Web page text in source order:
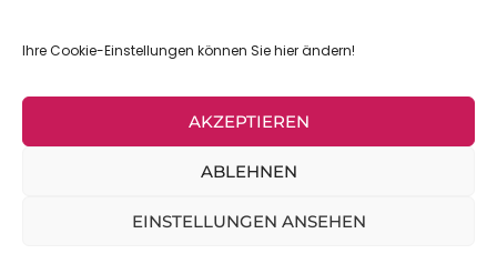
Ihre Cookie-Einstellungen können Sie hier ändern!
AKZEPTIEREN
ABLEHNEN
EINSTELLUNGEN ANSEHEN
Datenschutz
Downloads
Willi-Graf Schulen ©made with ❤️ by marketing thom